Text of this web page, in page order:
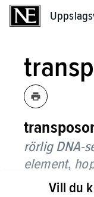
rörlig DNA-
element,
medVill du